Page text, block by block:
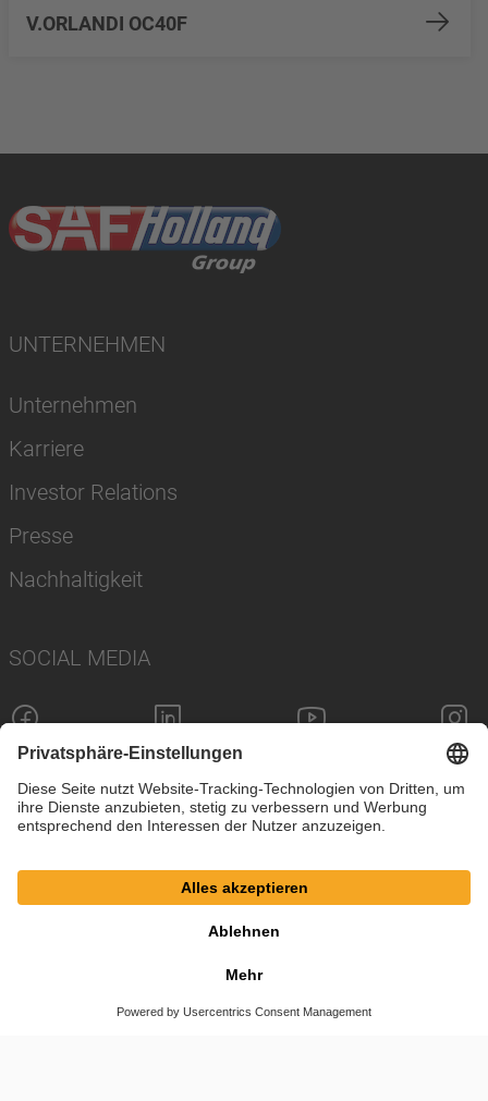
V.ORLANDI OC40F
UNTERNEHMEN
Unternehmen
Karriere
Investor Relations
Presse
Nachhaltigkeit
SOCIAL MEDIA
© SAF-HOLLAND SE
Datenschutz
Cookie-Einstellungen
AGB